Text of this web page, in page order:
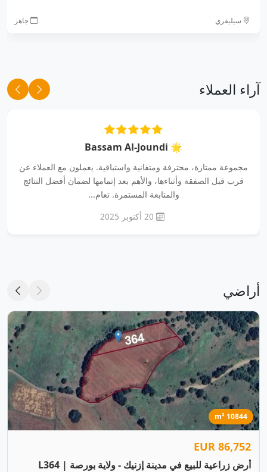
سيليفري جاهز
آراء العملاء
🌟 Bassam Al-Joundi
مجموعة ممتازة، محترفة ومتفانية واستباقية. يعملون مع العملاء عن
قرب قبل الصفقة وأثناءها، والأهم بعد إتمامها لضمان أفضل النتائج
والمتابعة المستمرة. تعام...
20 أكتوبر 2025
أراضي
10844 m²
86,752 EUR
أرض زراعية للبيع في مدينة إزنيك - ولاية بورصة | L364